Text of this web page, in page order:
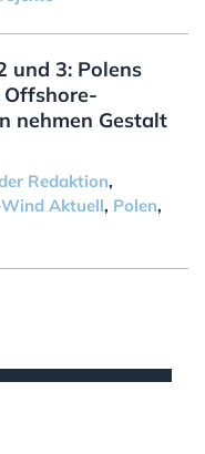
und 3: Polens
Offshore-
nehmen Gestalt
Redaktion,
Aktuell, Polen,